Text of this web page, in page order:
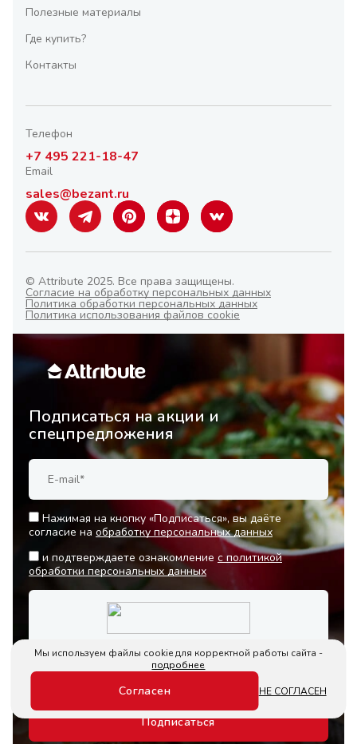
Полезные материалы
Где купить?
Контакты
Телефон
+7 495 221-18-47
Email
sales@bezant.ru
© Attribute 2025. Все права защищены.
Согласие на обработку персональных данных
Политика обработки персональных данных
Политика использования файлов cookie
Подписаться на акции и
спецпредложения
Нажимая на кнопку «Подписаться», вы даёте
согласие на обработку персональных данных
и подтверждаете ознакомление с политикой
обработки персональных данных
Мы используем файлы cookie для корректной работы сайта -
подробнее
Согласен НЕ СОГЛАСЕН